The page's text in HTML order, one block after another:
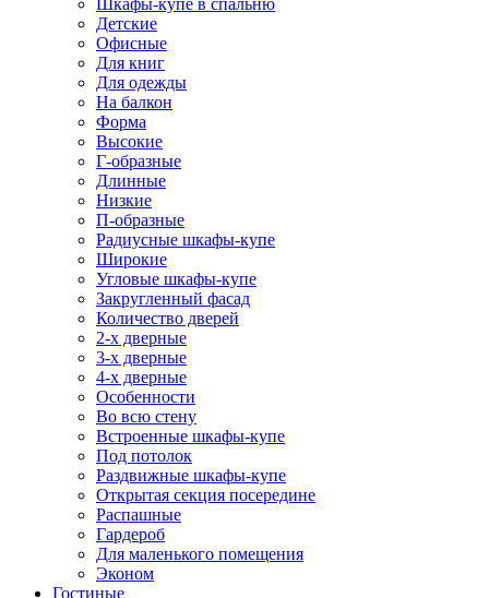
Шкафы-купе в спальню
Детские
Офисные
Для книг
Для одежды
На балкон
Форма
Высокие
Г-образные
Длинные
Низкие
П-образные
Радиусные шкафы-купе
Широкие
Угловые шкафы-купе
Закругленный фасад
Количество дверей
2-х дверные
3-х дверные
4-х дверные
Особенности
Во всю стену
Встроенные шкафы-купе
Под потолок
Раздвижные шкафы-купе
Открытая секция посередине
Распашные
Гардероб
Для маленького помещения
Эконом
Гостиные